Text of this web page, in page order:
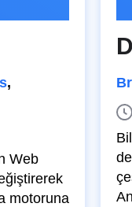
,
Web
motoruna